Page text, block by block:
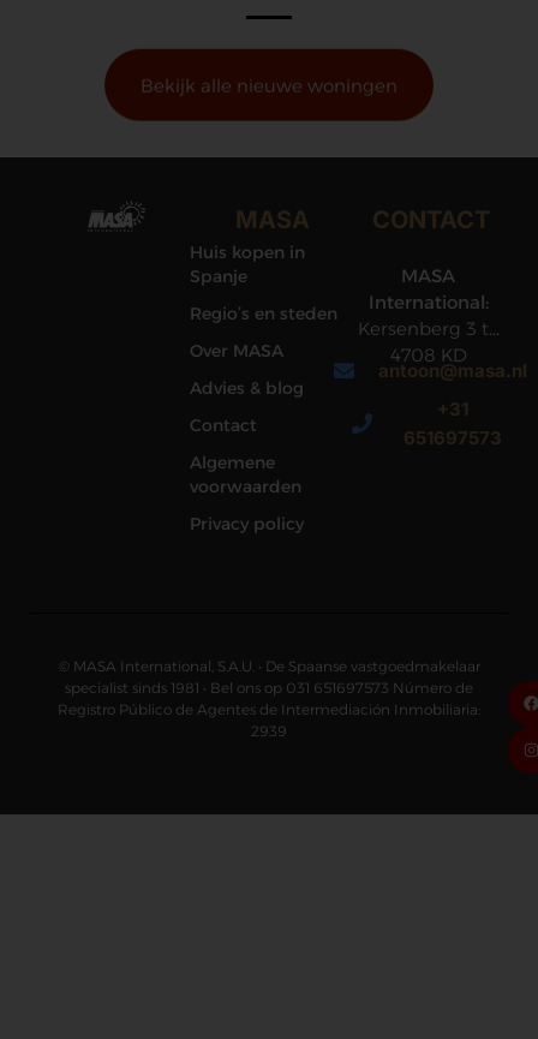
Bekijk alle nieuwe woningen
MASA
Huis kopen in
Spanje
Regio’s en steden
Over MASA
Advies & blog
Contact
Algemene
voorwaarden
Privacy policy
CONTACT
MASA
International:
Kersenberg 3 te
4708 KD
Roosendaal
antoon@masa.nl
+31
651697573
© MASA International, S.A.U. • De Spaanse vastgoedmakelaar
specialist sinds 1981 • Bel ons op 031 651697573 Número de
Registro Público de Agentes de Intermediación Inmobiliaria:
2939